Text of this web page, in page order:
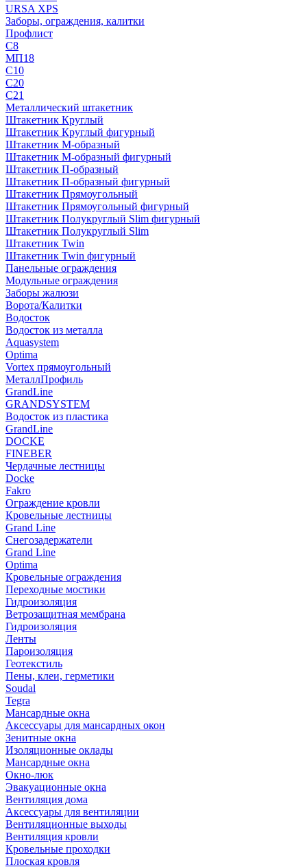
URSA XPS
Заборы, ограждения, калитки
Профлист
С8
МП18
С10
С20
С21
Металлический штакетник
Штакетник Круглый
Штакетник Круглый фигурный
Штакетник М-образный
Штакетник М-образный фигурный
Штакетник П-образный
Штакетник П-образный фигурный
Штакетник Прямоугольный
Штакетник Прямоугольный фигурный
Штакетник Полукруглый Slim фигурный
Штакетник Полукруглый Slim
Штакетник Twin
Штакетник Twin фигурный
Панельные ограждения
Модульные ограждения
Заборы жалюзи
Ворота/Калитки
Водосток
Водосток из металла
Aquasystem
Optima
Vortex прямоугольный
МеталлПрофиль
GrandLine
GRANDSYSTEM
Водосток из пластика
GrandLine
DOCKE
FINEBER
Чердачные лестницы
Docke
Fakro
Ограждение кровли
Кровельные лестницы
Grand Line
Снегозадержатели
Grand Line
Optima
Кровельные ограждения
Переходные мостики
Гидроизоляция
Ветрозащитная мембрана
Гидроизоляция
Ленты
Пароизоляция
Геотекстиль
Пены, клеи, герметики
Soudal
Tegra
Мансардные окна
Аксессуары для мансардных окон
Зенитные окна
Изоляционные оклады
Мансардные окна
Окно-люк
Эвакуационные окна
Вентиляция дома
Аксессуары для вентиляции
Вентиляционные выходы
Вентиляция кровли
Кровельные проходки
Плоская кровля